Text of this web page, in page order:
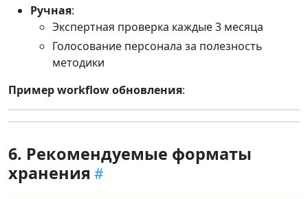
Ручная:
Экспертная проверка каждые 3 месяца
Голосование персонала за полезность
методики
Пример workflow обновления:
6. Рекомендуемые форматы
хранения